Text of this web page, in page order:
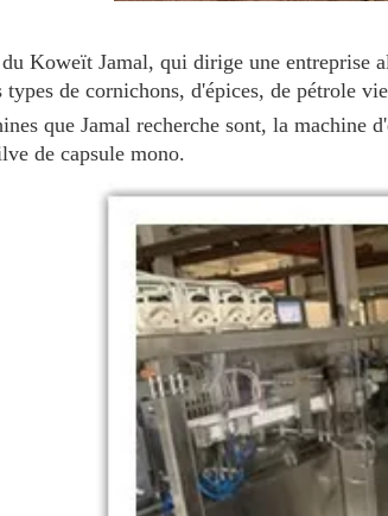
Koweït Jamal, qui dirige une entreprise
de cornichons, d'épices, de pétrole
que Jamal recherche sont, la machine
de capsule mono.